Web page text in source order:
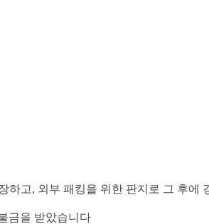
하고, 외부 패킹을 위한 판지로 그 후에
금을 받았습니다